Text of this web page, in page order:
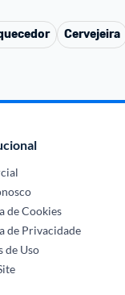
Cervejeira
de Cookies
de Privacidade
de Uso